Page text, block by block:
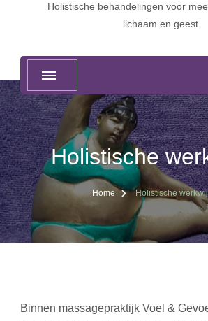
Holistische behandelingen voor
lichaam en geest.
Holistische
Home Holistische
Binnen massagepraktijk Voel &